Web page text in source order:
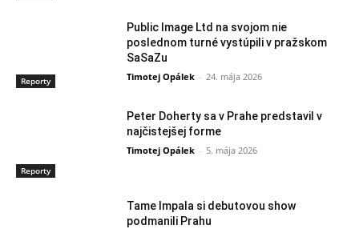
Reporty
Public Image Ltd na svojom nie
poslednom turné vystúpili v pražskom
SaSaZu
Timotej Opálek - 24. mája 2026
Reporty
Peter Doherty sa v Prahe predstavil v
najčistejšej forme
Timotej Opálek - 5. mája 2026
Tame Impala si debutovou show
podmanili Prahu